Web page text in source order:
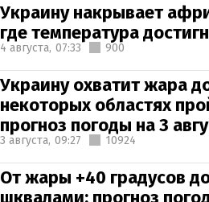
Украину накрывает
где температура
4 августа, 07:33 900
Украину охватит жара
некоторых областях
прогноз погоды на 3
3 августа, 09:27 10924
От жары +40 градусов
шквалами: прогноз